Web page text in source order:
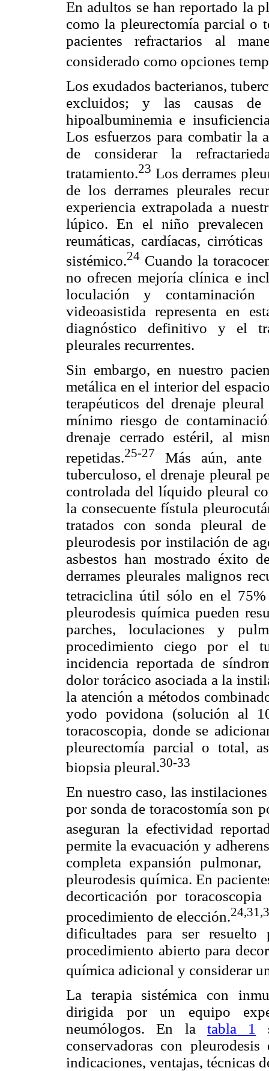
En adultos se han reportado la
como la pleurectomía parcial o
pacientes refractarios al
considerado como opciones
Los exudados bacterianos,
excluidos; y las causas de
hipoalbuminemia e
Los esfuerzos para combatir la
de considerar la
tratamiento.23 Los derrames
de los derrames pleurales
experiencia extrapolada a
lúpico. En el niño prevalecen
reumáticas, cardíacas,
sistémico.24 Cuando la
no ofrecen mejoría clínica e
loculación y
videoasistida representa en
diagnóstico definitivo y el
pleurales recurrentes.
Sin embargo, en nuestro
metálica en el interior del
terapéuticos del drenaje
mínimo riesgo de
drenaje cerrado estéril, al
repetidas.25-27
Más aún,
tuberculoso, el drenaje pleural
controlada del líquido pleural
la consecuente fístula
tratados con sonda pleural
pleurodesis por instilación de
asbestos han mostrado éxito
derrames pleurales malignos
tetraciclina útil sólo en el 75%
pleurodesis química pueden
parches, loculaciones y
procedimiento ciego por el
incidencia reportada de
dolor torácico asociada a la
la atención a métodos
yodo povidona (solución al
toracoscopia, donde se
pleurectomía parcial o total,
biopsia pleural.30-33
En nuestro caso, las
por sonda de toracostomía son
aseguran la efectividad
permite la evacuación y
completa expansión
pleurodesis química. En
decorticación por
procedimiento de elección.
dificultades para ser resuelto
procedimiento abierto para
química adicional y considerar
La terapia sistémica con
dirigida por un equipo
neumólogos. En la tabla 1
conservadoras con
indicaciones, ventajas, técnicas